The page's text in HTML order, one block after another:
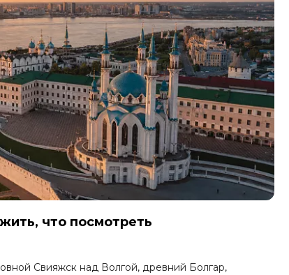
что посмотреть
Свияжск над Волгой, древний Болгар,